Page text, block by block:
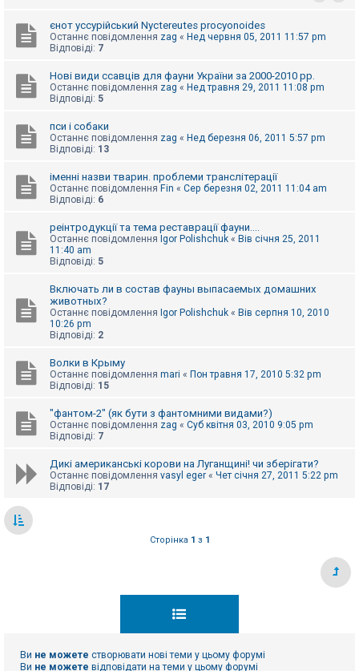
м
г
єнот уссурійський Nyctereutes procyonoides
Останнє повідомлення zag « Нед червня 05, 2011 11:57 pm
Відповіді: 7
Нові види ссавців для фауни України за 2000-2010 рр.
Останнє повідомлення zag « Нед травня 29, 2011 11:08 pm
Відповіді: 5
пси і собаки
Останнє повідомлення zag « Нед березня 06, 2011 5:57 pm
Відповіді: 13
іменні назви тварин. проблеми транслітерації
Останнє повідомлення Fin « Сер березня 02, 2011 11:04 am
Відповіді: 6
реінтродукції та тема реставрації фауни....
Останнє повідомлення Igor Polishchuk « Вів січня 25, 2011
11:40 am
Відповіді: 5
Включать ли в состав фауны выпасаемых домашних
животных?
Останнє повідомлення Igor Polishchuk « Вів серпня 10, 2010
10:26 pm
Відповіді: 2
Волки в Крыму
Останнє повідомлення mari « Пон травня 17, 2010 5:32 pm
Відповіді: 15
"фантом-2" (як бути з фантомними видами?)
Останнє повідомлення zag « Суб квітня 03, 2010 9:05 pm
Відповіді: 7
Дикі американські корови на Луганщині! чи зберігати?
Останнє повідомлення vasyl eger « Чет січня 27, 2011 5:22 pm
Відповіді: 17
Сторінка 1 з 1
Ви не можете створювати нові теми у цьому форумі
Ви не можете відповідати на теми у цьому форумі